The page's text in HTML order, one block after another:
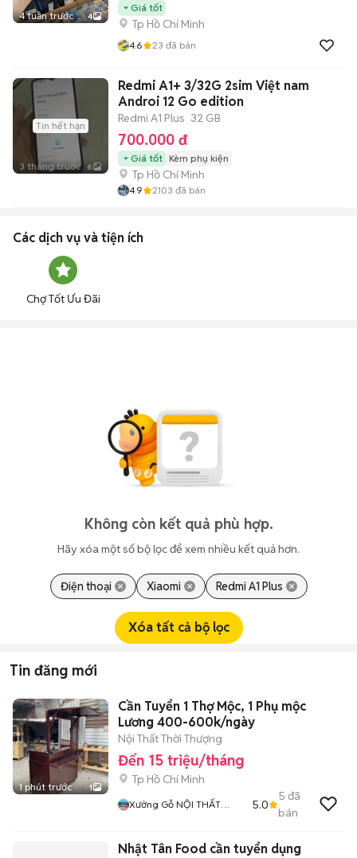
4 tuần trước 4
Giá tốt
Tp Hồ Chí Minh
4.6 23 đã bán
Tin hết hạn
3 tháng trước 6
Redmi A1+ 3/32G 2sim Việt nam
Androi 12 Go edition
Redmi A1 Plus 32 GB
700.000 đ
Giá tốt Kèm phụ kiện
Tp Hồ Chí Minh
4.9 2103 đã bán
Các dịch vụ và tiện ích
Chợ Tốt Ưu Đãi
Không còn kết quả phù hợp.
Hãy xóa một số bộ lọc để xem nhiều kết quả hơn.
Điện thoại Xiaomi Redmi A1 Plus
Xóa tất cả bộ lọc
Tin đăng mới
1 phút trước 1
Cần Tuyển 1 Thợ Mộc, 1 Phụ mộc
Lương 400-600k/ngày
Nội Thất Thời Thượng
Đến 15 triệu/tháng
Tp Hồ Chí Minh
Xưởng Gỗ NỘI THẤT
5.0
5 đã
bán
Nhật Tân Food cần tuyển dụng